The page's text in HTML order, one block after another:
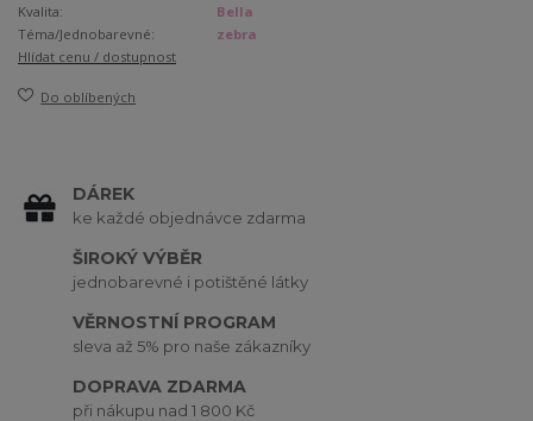
Kvalita:
Bella
Téma/Jednobarevné:
zebra
Hlídat cenu / dostupnost
Do oblíbených
DÁREK
ke každé objednávce zdarma
ŠIROKÝ VÝBĚR
jednobarevné i potištěné látky
VĚRNOSTNÍ PROGRAM
sleva až 5% pro naše zákazníky
DOPRAVA ZDARMA
při nákupu nad 1 800 Kč